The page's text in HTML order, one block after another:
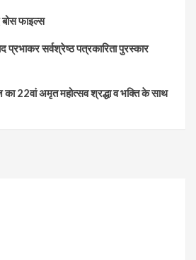
बोस फाइल्स
प्रभाकर सर्वश्रेष्ठ पत्रकारिता पुरस्कार
का 22वां अमृत महोत्सव श्रद्धा व भक्ति के साथ